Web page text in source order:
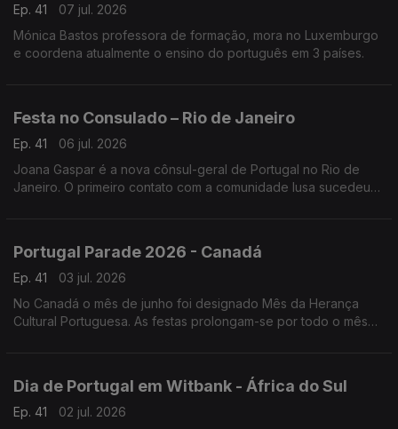
Ep. 41
07 jul. 2026
Mónica Bastos professora de formação, mora no Luxemburgo
e coordena atualmente o ensino do português em 3 países.
Festa no Consulado – Rio de Janeiro
Ep. 41
06 jul. 2026
Joana Gaspar é a nova cônsul-geral de Portugal no Rio de
Janeiro. O primeiro contato com a comunidade lusa sucedeu
Portugal Parade 2026 - Canadá
Ep. 41
03 jul. 2026
No Canadá o mês de junho foi designado Mês da Herança
Cultural Portuguesa. As festas prolongam-se por todo o mês
Dia de Portugal em Witbank - África do Sul
Ep. 41
02 jul. 2026